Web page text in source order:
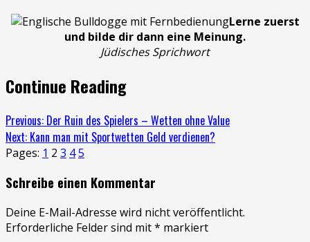
Lerne zuerst
und bilde dir dann eine Meinung.
Jüdisches Sprichwort
Continue Reading
Previous: Der Ruin des Spielers – Wetten ohne Value
Next: Kann man mit Sportwetten Geld verdienen?
Pages: 1 2 3 45
Schreibe einen Kommentar
Deine E-Mail-Adresse wird nicht veröffentlicht.
Erforderliche Felder sind mit* markiert